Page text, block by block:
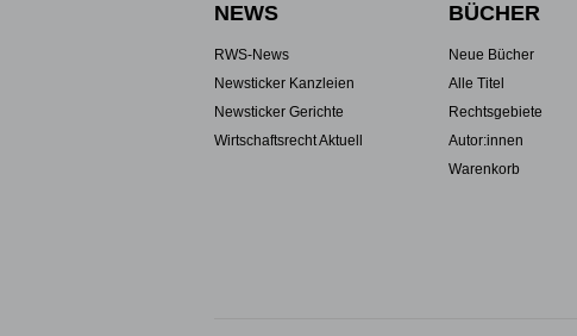
NEWS
RWS-News
Newsticker Kanzleien
Newsticker Gerichte
Wirtschaftsrecht Aktuell
BÜCHER
Neue Bücher
Alle Titel
Rechtsgebiete
Autor:innen
Warenkorb